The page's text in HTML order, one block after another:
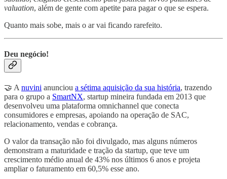
valuation, além de gente com apetite para pagar o que se espera.
Quanto mais sobe, mais o ar vai ficando rarefeito.
Deu negócio!
🤝 A nuvini anunciou a sétima aquisição da sua história, trazendo
para o grupo a SmartNX, startup mineira fundada em 2013 que
desenvolveu uma plataforma omnichannel que conecta
consumidores e empresas, apoiando na operação de SAC,
relacionamento, vendas e cobrança.
O valor da transação não foi divulgado, mas alguns números
demonstram a maturidade e tração da startup, que teve um
crescimento médio anual de 43% nos últimos 6 anos e projeta
ampliar o faturamento em 60,5% esse ano.